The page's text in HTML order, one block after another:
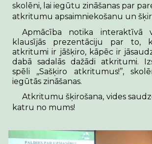
skolēni, lai iegūtu zināšanas par
atkritumu apsaimniekošanu un
Apmācība notika interaktīvā
klausījās prezentāciju par to,
atkritumi ir jāšķiro, kāpēc ir
dabā sadalās dažādi atkritumi.
spēli ,,Sašķiro atkritumus!’’,
iegūtās zināšanas.
Atkritumu šķirošana, vides
katru no mums!